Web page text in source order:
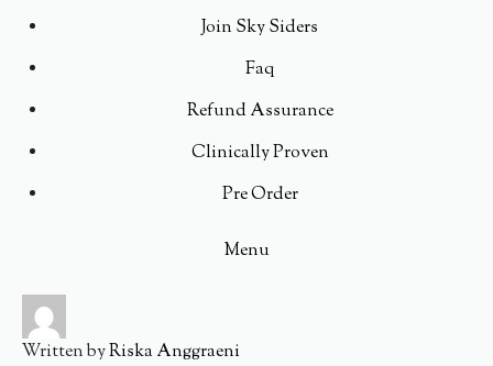
Join Sky Siders
Faq
Refund Assurance
Clinically Proven
Pre Order
Menu
Written byRiska Anggraeni